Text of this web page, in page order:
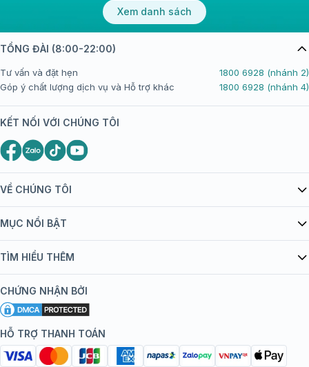
Xem danh sách
VỀ CHÚNG TÔI
Giới thiệu Tiêm Chủng FPT Long Châu
bán hàng
Chính sách nội dung
Chính sách bảo mật
Chính sách bảo mật dữ liệu cá nhân
MỤC NỔI BẬT
Danh mục vắc xin
Đội ngũ bác sĩ, chuyên gia
Hệ thống trung tâm tiêm chủng
TÌM HIỂU THÊM
Khuyến mãi
Tôi nên tiêm gì?
Tiêm chủng đi nước ngoài
CHỨNG NHẬN BỞI
HỖ TRỢ THANH TOÁN
TỔNG ĐÀI (8:00-22:00)
Tư vấn và đặt hẹn
1800 6928 (nhánh 2)
Góp ý chất lượng dịch vụ và Hỗ trợ khác
1800 6928 (nhánh 4)
KẾT NỐI VỚI CHÚNG TÔI